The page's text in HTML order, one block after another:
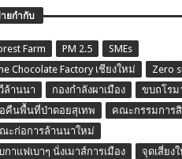
ยกำกับ
Farm PM 2.5
SMEs
Chocolate Factory เชียงใหม่
Zero
ล้านนา
กองกำลังผาเมือง
ขบถโรม
คืนพื้นที่ป่าดอยสุเทพ
คณะกรรมการ
ะก่อการล้านนาใหม่
กาแฟเบาๆ นั่งเมาส์การเมือง
จุดเสี่ยง